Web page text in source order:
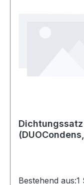
Bestehend